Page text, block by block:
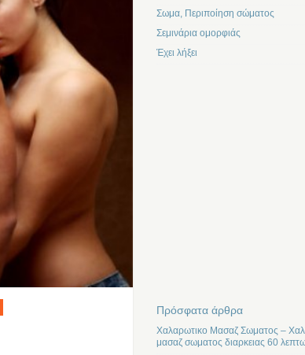
Σωμα, Περιποίηση σώματος
Σεμινάρια ομορφιάς
Έχει λήξει
Πρόσφατα άρθρα
Χαλαρωτικο Μασαζ Σωματος –
μασαζ σωματος διαρκειας 60